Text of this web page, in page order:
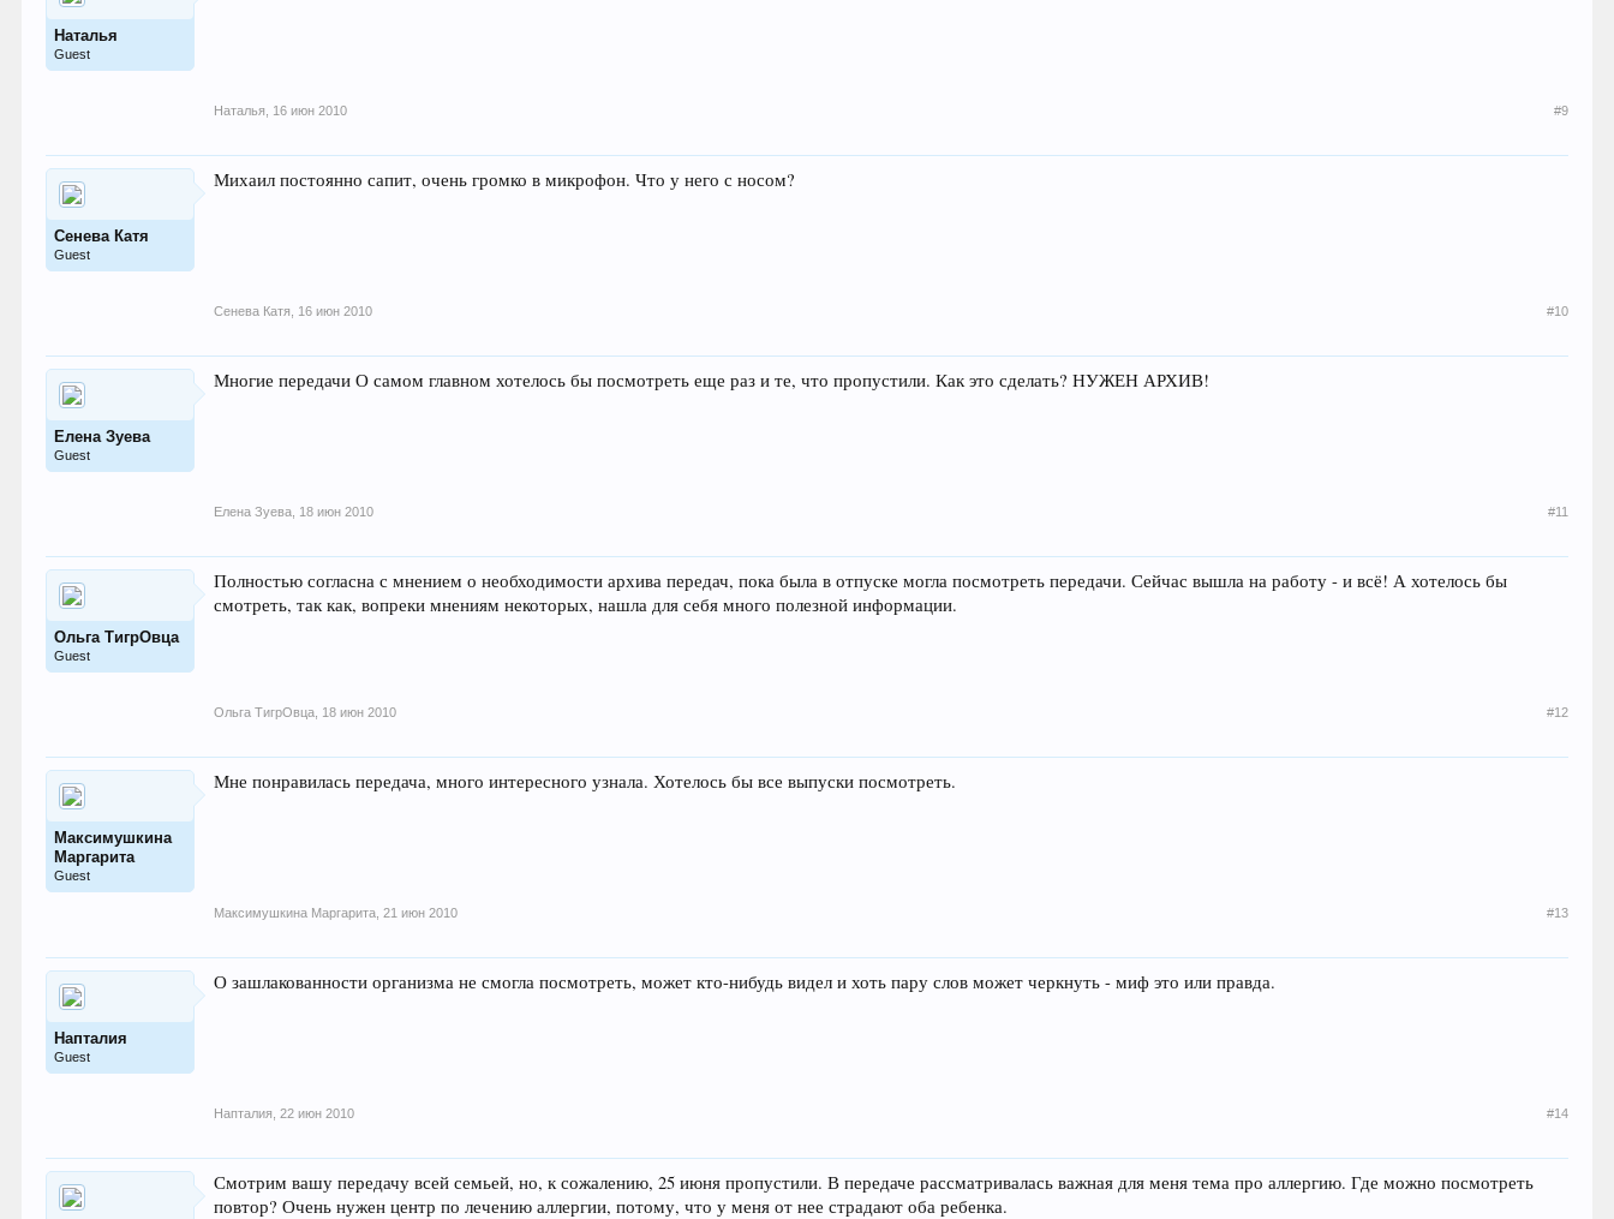
Наталья
Guest
Наталья 16 июн 2010 #9
Сенева Катя
Guest
Михаил постоянно сапит, очень громко в микрофон. Что у него с носом?
Сенева Катя 16 июн 2010 #10
Елена Зуева
Guest
Многие передачи О самом главном хотелось бы посмотреть еще раз и те, что пропустили. Как это сделать? НУЖЕН АРХИВ!
Елена Зуева 18 июн 2010 #11
Ольга ТигрОвца
Guest
Полностью согласна с мнением о необходимости архива передач, пока была в отпуске могла посмотреть передачи. Сейчас вышла на работу - и всё! А хотелось бы
смотреть, так как, вопреки мнениям некоторых, нашла для себя много полезной информации.
Ольга ТигрОвца 18 июн 2010 #12
Максимушкина
Маргарита
Guest
Мне понравилась передача, много интересного узнала. Хотелось бы все выпуски посмотреть.
Максимушкина Маргарита 21 июн 2010 #13
Напталия
Guest
О зашлакованности организма не смогла посмотреть, может кто-нибудь видел и хоть пару слов может черкнуть - миф это или правда.
Напталия 22 июн 2010 #14
Смотрим вашу передачу всей семьей, но, к сожалению, 25 июня пропустили. В передаче рассматривалась важная для меня тема про аллергию. Где можно посмотреть
повтор? Очень нужен центр по лечению аллергии, потому, что у меня от нее страдают оба ребенка.